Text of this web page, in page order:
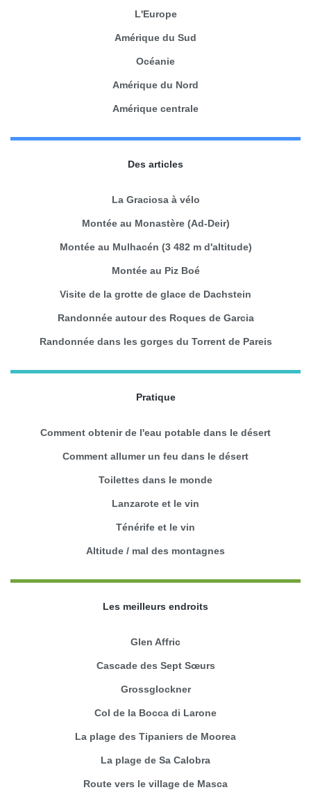
L'Europe
Amérique du Sud
Océanie
Amérique du Nord
Amérique centrale
Des articles
La Graciosa à vélo
Montée au Monastère (Ad-Deir)
Montée au Mulhacén (3 482 m d'altitude)
Montée au Piz Boé
Visite de la grotte de glace de Dachstein
Randonnée autour des Roques de Garcia
Randonnée dans les gorges du Torrent de Pareis
Pratique
Comment obtenir de l'eau potable dans le désert
Comment allumer un feu dans le désert
Toilettes dans le monde
Lanzarote et le vin
Ténérife et le vin
Altitude / mal des montagnes
Les meilleurs endroits
Glen Affric
Cascade des Sept Sœurs
Grossglockner
Col de la Bocca di Larone
La plage des Tipaniers de Moorea
La plage de Sa Calobra
Route vers le village de Masca